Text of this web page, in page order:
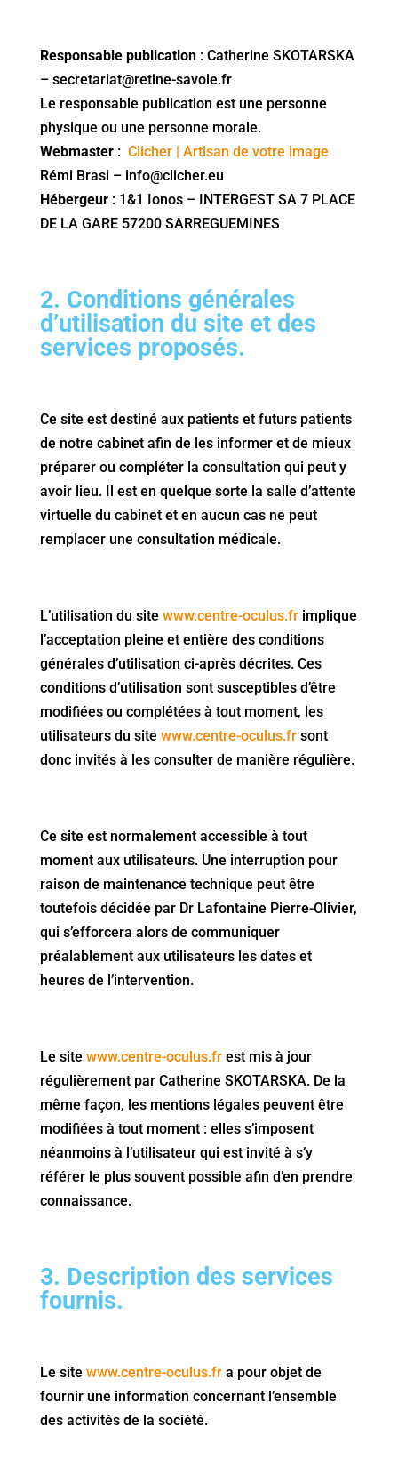
Responsable publication: Catherine SKOTARSKA
– secretariat@retine-savoie.fr
Le responsable publication est une personne
physique ou une personne morale.
Webmaster: Clicher | Artisan de votre image
Rémi Brasi – info@clicher.eu
Hébergeur: 1&1 Ionos – INTERGEST SA 7 PLACE
DE LA GARE 57200 SARREGUEMINES
2. Conditions générales
d’utilisation du site et des
services proposés.
Ce site est destiné aux patients et futurs patients
de notre cabinet afin de les informer et de mieux
préparer ou compléter la consultation qui peut y
avoir lieu. Il est en quelque sorte la salle d’attente
virtuelle du cabinet et en aucun cas ne peut
remplacer une consultation médicale.
L’utilisation du site www.centre-oculus.frimplique
l’acceptation pleine et entière des conditions
générales d’utilisation ci-après décrites. Ces
conditions d’utilisation sont susceptibles d’être
modifiées ou complétées à tout moment, les
utilisateurs du site www.centre-oculus.frsont
donc invités à les consulter de manière régulière.
Ce site est normalement accessible à tout
moment aux utilisateurs. Une interruption pour
raison de maintenance technique peut être
toutefois décidée par Dr Lafontaine Pierre-Olivier,
qui s’efforcera alors de communiquer
préalablement aux utilisateurs les dates et
heures de l’intervention.
Le site www.centre-oculus.frest mis à jour
régulièrement par Catherine SKOTARSKA. De la
même façon, les mentions légales peuvent être
modifiées à tout moment : elles s’imposent
néanmoins à l’utilisateur qui est invité à s’y
référer le plus souvent possible afin d’en prendre
connaissance.
3. Description des services
fournis.
Le site www.centre-oculus.fra pour objet de
fournir une information concernant l’ensemble
des activités de la société.